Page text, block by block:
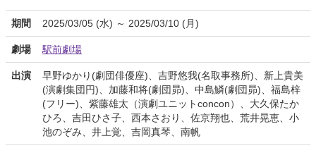
期間 2025/03/05 (水) ～ 2025/03/10 (月)
劇場 駅前劇場
出演
早野ゆかり(劇団俳優座)、吉野悠我(名取事務所)、新上貴美
(演劇集団円)、加藤和将(劇団昴)、中島鱗(劇団昴)、福島梓
(フリー)、紫藤雄太（演劇ユニットconcon）、大久保たか
ひろ、吉田ひさ子、西本さおり、佐京翔也、荒井晃恵、小
池のぞみ、井上覚、吉岡真琴、南帆